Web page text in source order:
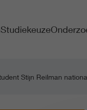
Studiekeuze
Stijn Reilman